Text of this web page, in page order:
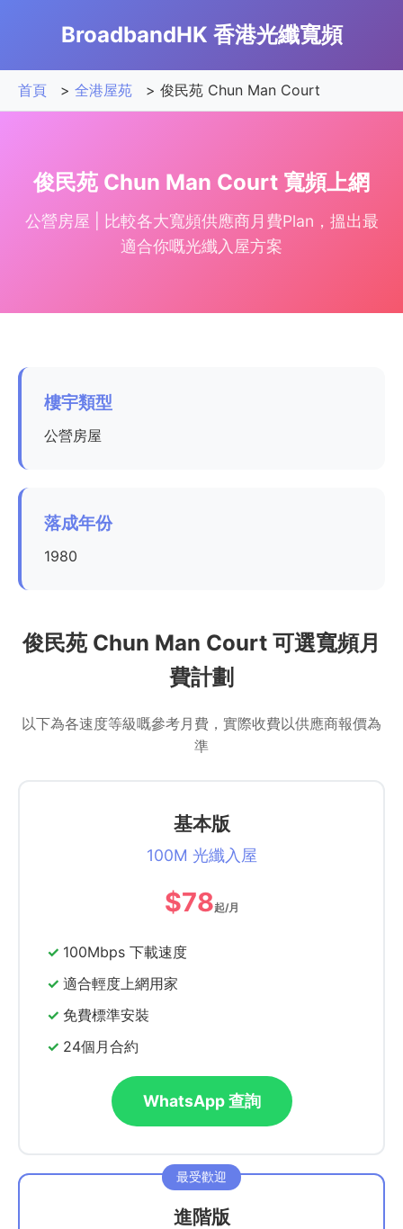
BroadbandHK 香港光纖寬頻
首頁 > 全港屋苑 > 俊民苑 Chun Man Court
俊民苑 Chun Man Court 寬頻上網
公營房屋 | 比較各大寬頻供應商月費Plan，搵出最
適合你嘅光纖入屋方案
樓宇類型
公營房屋
落成年份
1980
俊民苑 Chun Man Court 可選寬頻月
費計劃
以下為各速度等級嘅參考月費，實際收費以供應商報價為
準
基本版
100M 光纖入屋
$78起/月
100Mbps 下載速度
適合輕度上網用家
免費標準安裝
24個月合約
WhatsApp 查詢
進階版